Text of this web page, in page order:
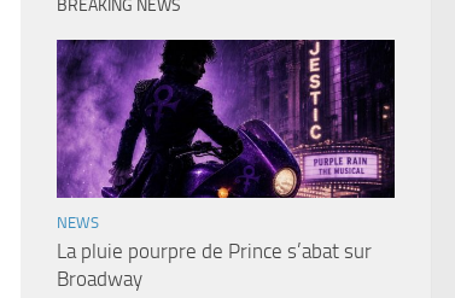
BREAKING NEWS
NEWS
La pluie pourpre de Prince s’abat sur
Broadway